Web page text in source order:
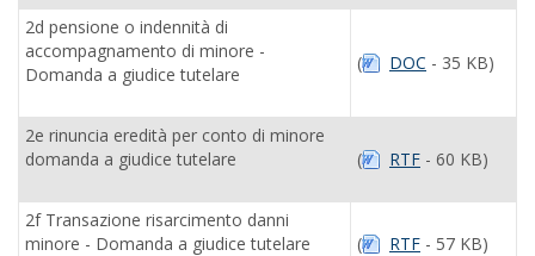
2d pensione o indennità di
accompagnamento di minore -
Domanda a giudice tutelare
( DOC - 35 KB)
2e rinuncia eredità per conto di minore
domanda a giudice tutelare
( RTF - 60 KB)
2f Transazione risarcimento danni
minore - Domanda a giudice tutelare
( RTF - 57 KB)